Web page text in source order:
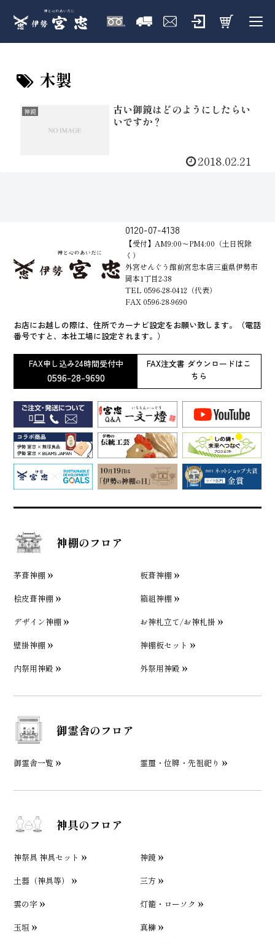
木製
神鏡
古い御鏡はどのようにしたらい
いですか？
2018.02.21
0120-07-4138
【受付】AM9:00～PM4:00（土日祝除
く）
外宮せんぐう館前宮忠本店三重県伊勢市
岡本1丁目2-38
TEL 0596-28-0412（代表）
FAX 0596-28-9690
お店にお越しの際は、住所でカーナビ設定をお願い致します。（電話
番号ですと、本社工場に設定されます。）
FAX申し込み24時間受付中
0596-28-9690
FAX注文書 ダウンロードはこ
ちら
神棚のフロア
茅葺神棚
板葺神棚
桧皮葺神棚
箱組神棚
デザイン神棚
お神札立て/お神札掛
壁掛神棚
神棚板セット
内祭用神殿
外祭用神殿
御霊舎のフロア
御霊舎一覧 霊璽・位牌・先祖祀り
神具のフロア
神祭具 神具セット
神鏡
土器（神具等）
三方
雲の字
灯籠・ローソク
玉垣
真榊